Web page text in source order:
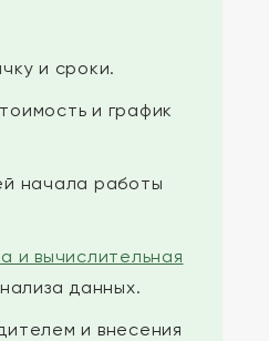
и сроки.
и график
начала работы
и вычислительная
данных.
и внесения